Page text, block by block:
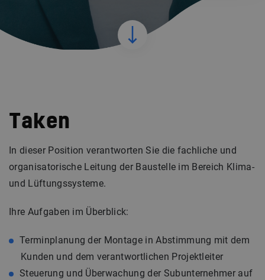
Taken
In dieser Position verantworten Sie die fachliche und
organisatorische Leitung der Baustelle im Bereich Klima-
und Lüftungssysteme.
Ihre Aufgaben im Überblick:
Terminplanung der Montage in Abstimmung mit dem
Kunden und dem verantwortlichen Projektleiter
Steuerung und Überwachung der Subunternehmer auf